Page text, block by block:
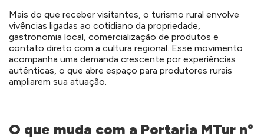
Mais do que receber visitantes, o turismo rural envolve
vivências ligadas ao cotidiano da propriedade,
gastronomia local, comercialização de produtos e
contato direto com a cultura regional. Esse movimento
acompanha uma demanda crescente por experiências
autênticas, o que abre espaço para produtores rurais
ampliarem sua atuação.
O que muda com a Portaria MTur nº